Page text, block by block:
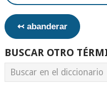
↢ abanderar
BUSCAR OTRO